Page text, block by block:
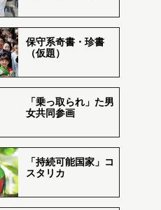
保守系奇書・珍書
（仮題）
「乗っ取られ」た男
女共同参画
「持続可能国家」コ
スタリカ